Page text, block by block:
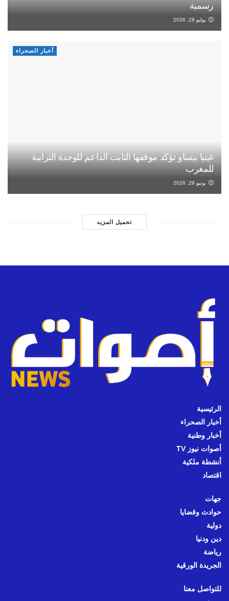
رسمية
يوليو 28, 2026
أخبار الصحراء
غينيا بيساو تؤكد موقفها الثابت الداعم للوحدة الترابية
للمغرب
يونيو 29, 2026
تحميل المزيد
الرئيسية
أخبار الصحراء
أخبار وطنية
أصوات نيوز TV
أنشطة ملكية
اقتصاد
جهات
حوادث وقضايا
دولية
دين ودنيا
رياضة
الجريدة الورقية
للتواصل معنا